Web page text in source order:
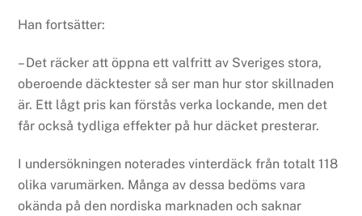
Han fortsätter:
– Det räcker att öppna ett valfritt av Sveriges stora,
oberoende däcktester så ser man hur stor skillnaden
är. Ett lågt pris kan förstås verka lockande, men det
får också tydliga effekter på hur däcket presterar.
I undersökningen noterades vinterdäck från totalt 118
olika varumärken. Många av dessa bedöms vara
okända på den nordiska marknaden och saknar